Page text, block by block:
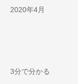
2020年4月
3分で分かる